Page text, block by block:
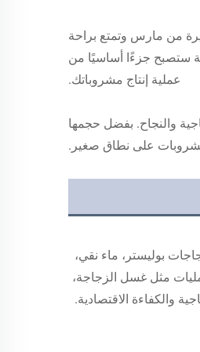
من مارس وتمتع براحة
ستصبح جزءًا أساسيًا من
عملية إنتاج مشروباتك.
والنجاح. بفضل حجمها
المشروبات على نطاق صغير.
والكفاءة الاقتصادية.